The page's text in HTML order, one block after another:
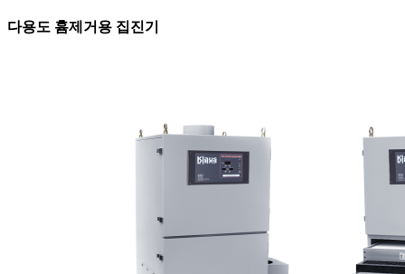
다용도 흄제거용 집진기